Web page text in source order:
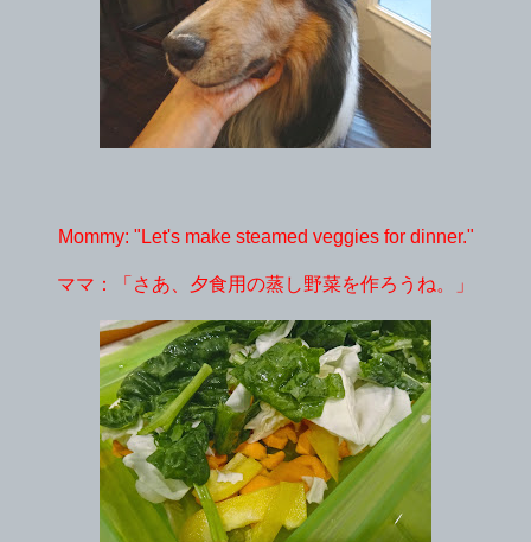
Mommy: "Let's make steamed veggies for dinner."
ママ：「さあ、夕食用の蒸し野菜を作ろうね。」